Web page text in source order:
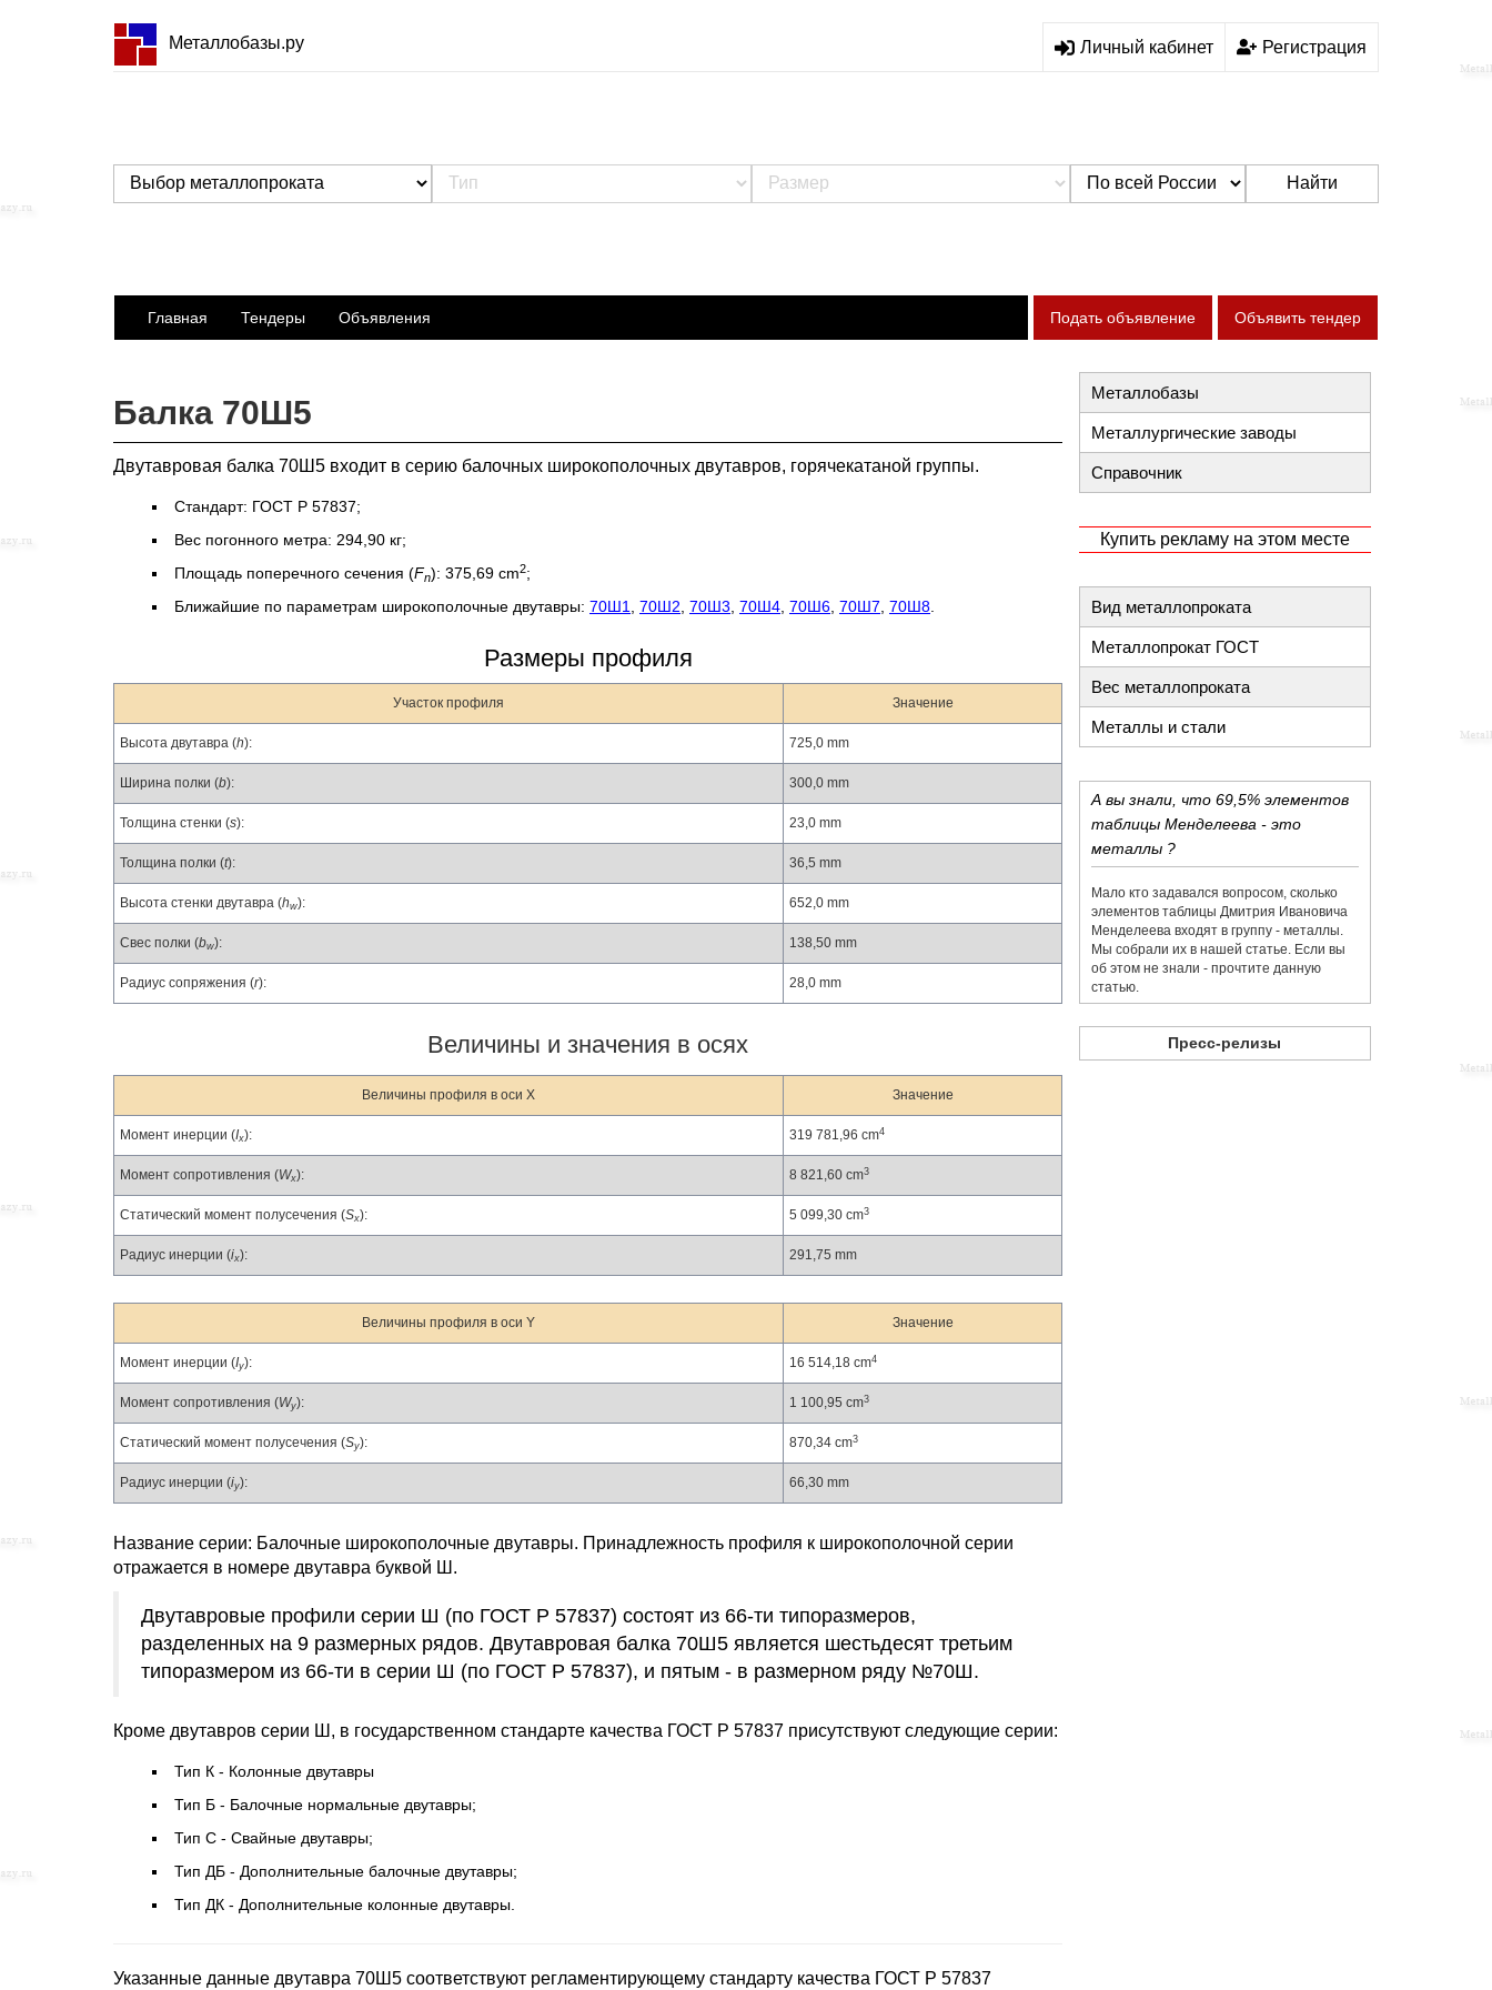
Металлобазы.ру Личный кабинет Регистрация
Найти
Главная Тендеры Объявления Подать объявление Объявить тендер
Балка 70Ш5
Двутавровая балка 70Ш5 входит в серию балочных широкополочных двутавров, горячекатаной группы.
Стандарт: ГОСТ Р 57837;
Вес погонного метра: 294,90 кг;
Площадь поперечного сечения (Fn): 375,69 cm2;
Ближайшие по параметрам широкополочные двутавры: 70Ш1 70Ш2 70Ш3 70Ш4 70Ш6 70Ш7 70Ш8
Размеры профиля
Участок профиля Значение
Высота двутавра (h): 725,0 mm
Ширина полки (b): 300,0 mm
Толщина стенки (s): 23,0 mm
Толщина полки (t): 36,5 mm
Высота стенки двутавра (hw): 652,0 mm
Свес полки (bw): 138,50 mm
Радиус сопряжения (r): 28,0 mm
Величины и значения в осях
Величины профиля в оси X Значение
Момент инерции (Ix): 319 781,96 cm4
Момент сопротивления (Wx): 8 821,60 cm3
Статический момент полусечения (Sx): 5 099,30 cm3
Радиус инерции (ix): 291,75 mm
Величины профиля в оси Y Значение
Момент инерции (Iy): 16 514,18 cm4
Момент сопротивления (Wy): 1 100,95 cm3
Статический момент полусечения (Sy): 870,34 cm3
Радиус инерции (iy): 66,30 mm
Название серии: Балочные широкополочные двутавры. Принадлежность профиля к широкополочной серии
отражается в номере двутавра буквой Ш.
Двутавровые профили серии Ш (по ГОСТ Р 57837) состоят из 66-ти типоразмеров,
разделенных на 9 размерных рядов. Двутавровая балка 70Ш5 является шестьдесят третьим
типоразмером из 66-ти в серии Ш (по ГОСТ Р 57837), и пятым - в размерном ряду №70Ш.
Кроме двутавров серии Ш, в государственном стандарте качества ГОСТ Р 57837 присутствуют следующие серии:
Тип К - Колонные двутавры
Тип Б - Балочные нормальные двутавры;
Тип С - Свайные двутавры;
Тип ДБ - Дополнительные балочные двутавры;
Тип ДК - Дополнительные колонные двутавры.
Указанные данные двутавра 70Ш5 соответствуют регламентирующему стандарту качества ГОСТ Р 57837
Металлобазы
Металлургические заводы
Справочник
Купить рекламу на этом месте
Вид металлопроката
Металлопрокат ГОСТ
Вес металлопроката
Металлы и стали
А вы знали, что 69,5% элементов
таблицы Менделеева - это
металлы ?
Мало кто задавался вопросом, сколько
элементов таблицы Дмитрия Ивановича
Менделеева входят в группу - металлы.
Мы собрали их в нашей статье. Если вы
об этом не знали - прочтите данную
статью.
Пресс-релизы